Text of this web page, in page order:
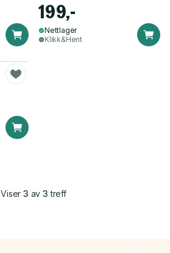
199,-
Nettlager
Klikk&Hent
Viser3 av 3 treff